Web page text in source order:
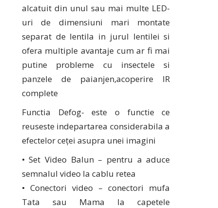
alcatuit din unul sau mai multe LED-
uri de dimensiuni mari montate
separat de lentila in jurul lentilei si
ofera multiple avantaje cum ar fi mai
putine probleme cu insectele si
panzele de paianjen,acoperire IR
complete
Functia Defog- este o functie ce
reuseste indepartarea considerabila a
efectelor ceței asupra unei imagini
• Set Video Balun – pentru a aduce
semnalul video la cablu retea
• Conectori video – conectori mufa
Tata sau Mama la capetele